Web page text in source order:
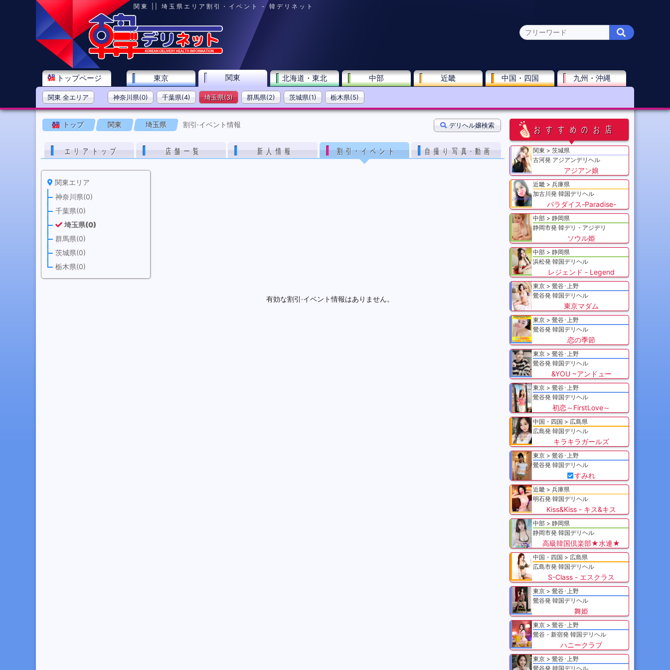
関東 || 埼玉県エリア割引・イベント - 韓デリネット
トップページ 東京 関東 北海道・東北 中部 近畿 中国・四国 九州・沖縄
関東 全エリア 神奈川県(0) 千葉県(4) 埼玉県(3) 群馬県(2) 茨城県(1) 栃木県(5)
トップ 関東 埼玉県 割引·イベント情報 デリヘル嬢検索
エリアトップ 店舗一覧 新人情報 割引･イベント 自撮り写真·動画
関東エリア
神奈川県(0)
千葉県(0)
埼玉県(0)
群馬県(0)
茨城県(0)
栃木県(0)
有効な割引·イベント情報はありません。
おすすめのお店
関東
茨城県
古河発 アジアンデリヘル
アジアン娘
近畿
兵庫県
加古川発 韓国デリヘル
パラダイス-Paradise-
中部
静岡県
静岡市発 韓デリ・アジデリ
ソウル姫
中部
静岡県
浜松発 韓国デリヘル
レジェンド - Legend
東京
鶯谷･上野
鶯谷発 韓国デリヘル
東京マダム
東京
鶯谷･上野
鶯谷発 韓国デリヘル
恋の季節
東京
鶯谷･上野
鶯谷発 韓国デリヘル
&YOU ~アンドュー
東京
鶯谷･上野
鶯谷発 韓国デリヘル
初恋～FirstLove～
中国・四国
広島県
広島発 韓国デリヘル
キラキラガールズ
東京
鶯谷･上野
鶯谷発 韓国デリヘル
すみれ
近畿
兵庫県
明石発 韓国デリヘル
Kiss&Kiss - キス&キス
中部
静岡県
静岡市発 韓国デリヘル
高級韓国倶楽部★水連★
中国・四国
広島県
広島市発 韓国デリヘル
S-Class - エスクラス
東京
鶯谷･上野
鶯谷発 韓国デリヘル
舞姫
東京
鶯谷･上野
鶯谷・新宿発 韓国デリヘル
ハニークラブ
東京
鶯谷･上野
鶯谷発 韓国デリヘル